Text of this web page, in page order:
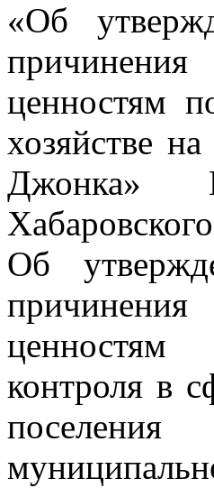
«Об
ценностям
хозяйстве
Джонка»
Об
ценностям
контроля в